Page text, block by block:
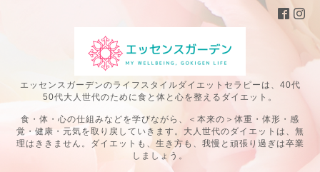
エッセンスガーデンのライフスタイルダイエットセラピーは、40代
50代大人世代のために食と体と心を整えるダイエット。
食・体・心の仕組みなどを学びながら、＜本来の＞体重・体形・感
覚・健康・元気を取り戻していきます。大人世代のダイエットは、無
理はききません。ダイエットも、生き方も、我慢と頑張り過ぎは卒業
しましょう。